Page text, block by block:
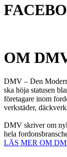
OM
DMV – Den
ska höja statusen
företagare inom
verkstäder,
DMV skriver om
hela
LÄS MER OM